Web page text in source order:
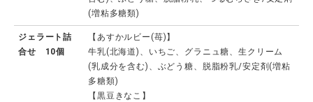
(増粘多糖類)
ジェラート詰
合せ 10個
【あすかルビー(苺)】
牛乳(北海道)、いちご、グラニュ糖、生クリーム
(乳成分を含む)、ぶどう糖、脱脂粉乳/安定剤(増粘
多糖類)
【黒豆きなこ】